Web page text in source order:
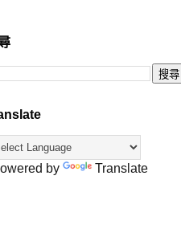
by Translate